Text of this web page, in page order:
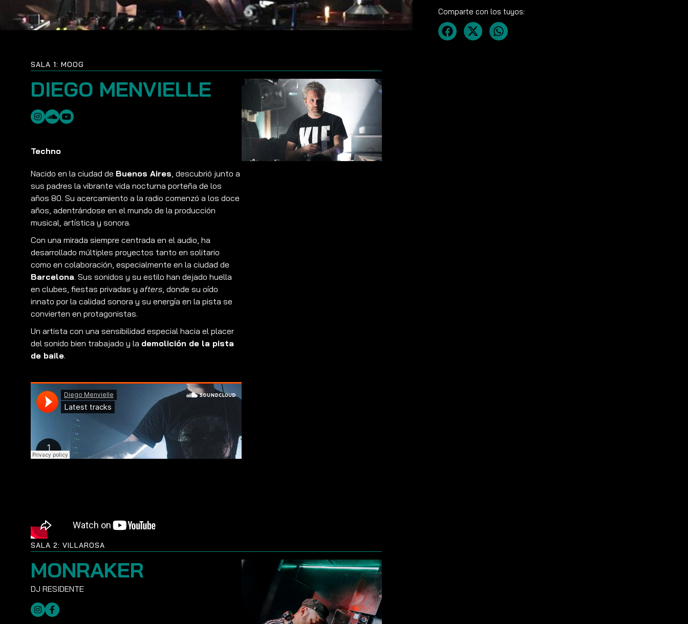
SALA 1: MOOG
DIEGO MENVIELLE
Techno
Nacido en la ciudad de Buenos Aires, descubrió junto a
sus padres la vibrante vida nocturna porteña de los
años 80. Su acercamiento a la radio comenzó a los doce
años, adentrándose en el mundo de la producción
musical, artística y sonora.
Con una mirada siempre centrada en el audio, ha
desarrollado múltiples proyectos tanto en solitario
como en colaboración, especialmente en la ciudad de
Barcelona. Sus sonidos y su estilo han dejado huella
en clubes, fiestas privadas y afters, donde su oído
innato por la calidad sonora y su energía en la pista se
convierten en protagonistas.
Un artista con una sensibilidad especial hacia el placer
del sonido bien trabajado y la demolición de la pista
de baile.
SALA 2: VILLAROSA
MONRAKER
Comparte con los tuyos: